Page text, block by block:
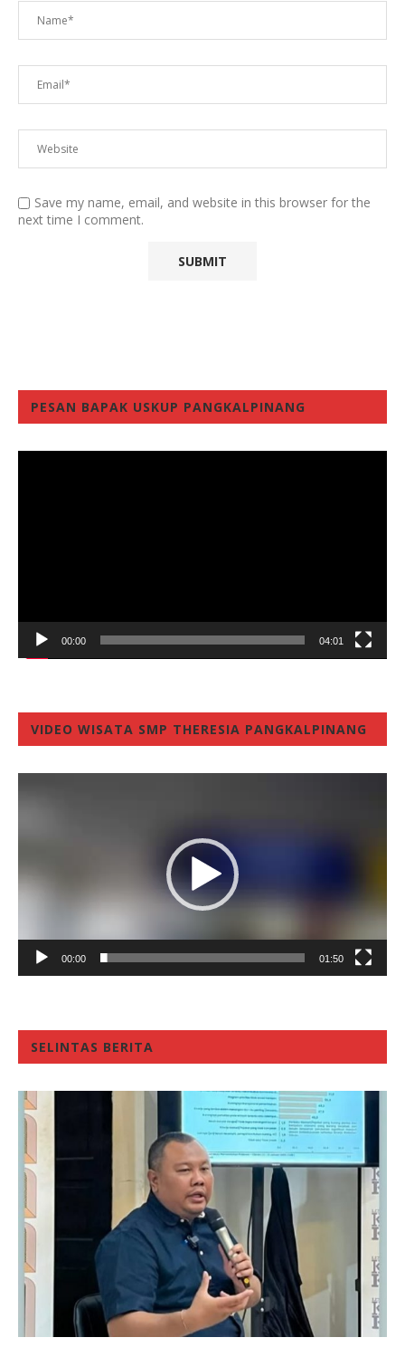
Save my name, email, and website in this browser for the
next time I comment.
PESAN BAPAK USKUP PANGKALPINANG
00:00 04:01
VIDEO WISATA SMP THERESIA PANGKALPINANG
00:00 01:50
SELINTAS BERITA